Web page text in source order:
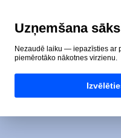
Uzņemšana
Nezaudē laiku — iepazīsties ar
piemērotāko nākotnes virzienu.